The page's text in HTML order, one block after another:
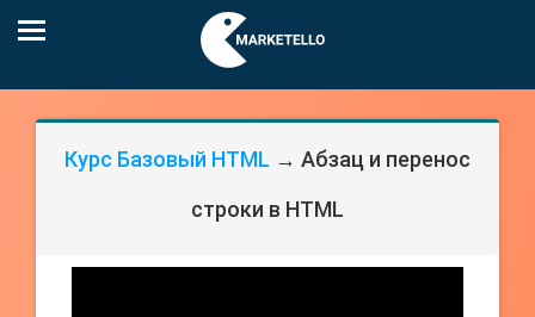
Курс Базовый HTML → Абзац и перенос
строки в HTML